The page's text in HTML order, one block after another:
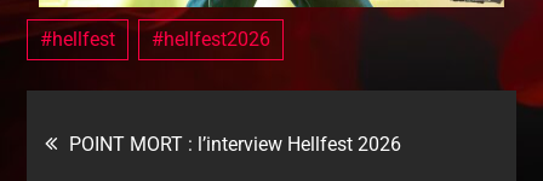
#hellfest #hellfest2026
POINT MORT : l’interview Hellfest 2026